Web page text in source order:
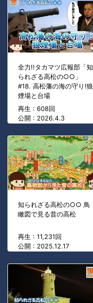
全力!!タカマツ広報部「知
られざる高松の○○」
#18. 高松藩の海の守り!狼
煙場と台場
再生 : 608回
公開 : 2026.4.3
知られざる高松の○○ 鳥
瞰図で見る昔の高松
再生 : 11,231回
公開 : 2025.12.17